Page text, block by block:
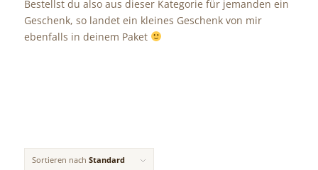
Bestellst du also aus dieser Kategorie für jemanden ein
Geschenk, so landet ein kleines Geschenk von mir
ebenfalls in deinem Paket
Sortieren nach Standard